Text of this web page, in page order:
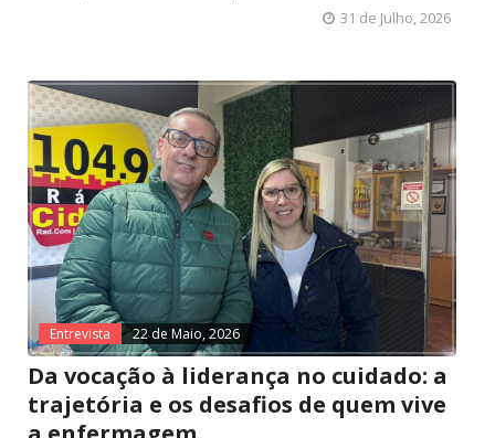
31 de Julho, 2026
Entrevista 22 de Maio, 2026
Da vocação à liderança no cuidado: a
trajetória e os desafios de quem vive